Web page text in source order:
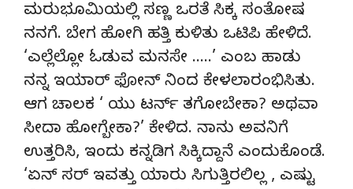
ಮರುಭೂಮಿಯಲ್ಲಿ ಸಣ್ಣ ಒರತೆ ಸಿಕ್ಕ ಸಂತೋಷ
ನನಗೆ. ಬೇಗ ಹೋಗಿ ಹತ್ತಿ ಕುಳಿತು ಒಟಿಪಿ ಹೇಳಿದೆ.
‘ಎಲ್ಲೆಲ್ಲೋ ಓಡುವ ಮನಸೇ …..’ ಎಂಬ ಹಾಡು
ನನ್ನ ಇಯಾರ್ ಫೋನ್ ನಿಂದ ಕೇಳಲಾರಂಭಿಸಿತು.
ಆಗ ಚಾಲಕ ‘ ಯು ಟರ್ನ್ ತಗೋಬೇಕಾ? ಅಥವಾ
ಸೀದಾ ಹೋಗ್ಬೇಕಾ?’ ಕೇಳಿದ. ನಾನು ಅವನಿಗೆ
ಉತ್ತರಿಸಿ, ಇಂದು ಕನ್ನಡಿಗ ಸಿಕ್ಕಿದ್ದಾನೆ ಎಂದುಕೊಂಡೆ.
‘ಏನ್ ಸರ್ ಇವತ್ತು ಯಾರು ಸಿಗುತ್ತಿರಲಿಲ್ಲ , ಎಷ್ಟು